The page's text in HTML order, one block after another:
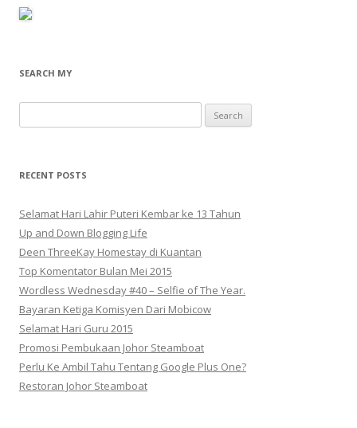
SEARCH MY
for:
RECENT POSTS
Selamat Hari Lahir Puteri Kembar ke 13 Tahun
Up and Down Blogging Life
Deen ThreeKay Homestay di Kuantan
Top Komentator Bulan Mei 2015
Wordless Wednesday #40 – Selfie of The Year.
Bayaran Ketiga Komisyen Dari Mobicow
Selamat Hari Guru 2015
Promosi Pembukaan Johor ‎Steamboat
Perlu Ke Ambil Tahu Tentang Google Plus One?
Restoran Johor Steamboat